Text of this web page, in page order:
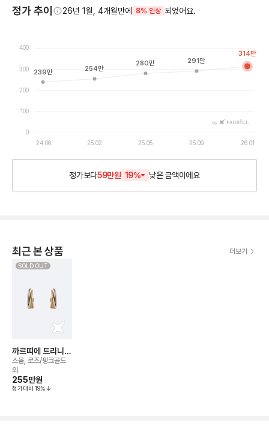
정가 추이 26년 1월, 4개월만에 8% 인상 되었어요.
0
100
200
300
400
24.06 25.02 25.05 25.09 26.01
by
239만 254만
280만 291만
314만
정가보다59만원 19% 낮은금액이에요
최근 본 상품 더보기
SOLD OUT
까르띠에 트리니티
이어링
스몰, 로즈/핑크골드
외
255만원
정가대비 19%